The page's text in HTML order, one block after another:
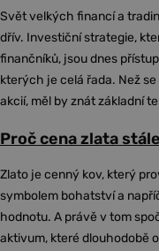
Svět velkých financí a
dřív. Investiční strategie,
finančníků, jsou dnes
kterých je celá řada. Než
akcií, měl by znát základní
Proč cena zlata
Zlato je cenný kov, který
symbolem bohatství a
hodnotu. A právě v tom
aktivum, které dlouhodobě